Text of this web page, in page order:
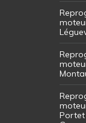
Portet